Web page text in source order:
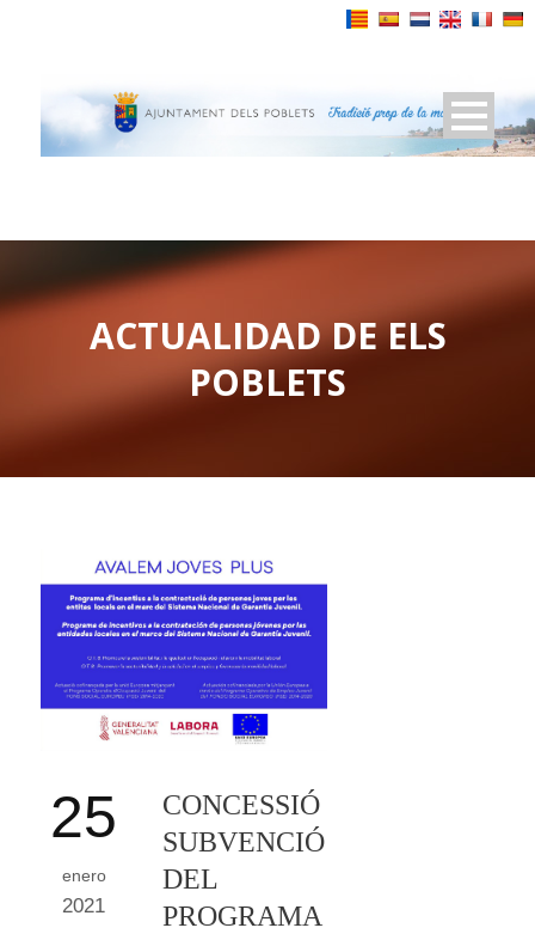
ACTUALIDAD DE ELS
POBLETS
25
enero
2021
CONCESSIÓ
SUBVENCIÓ
DEL
PROGRAMA